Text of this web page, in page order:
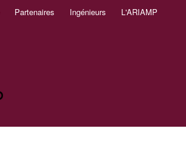
Partenaires Ingénieurs L'ARIAMP